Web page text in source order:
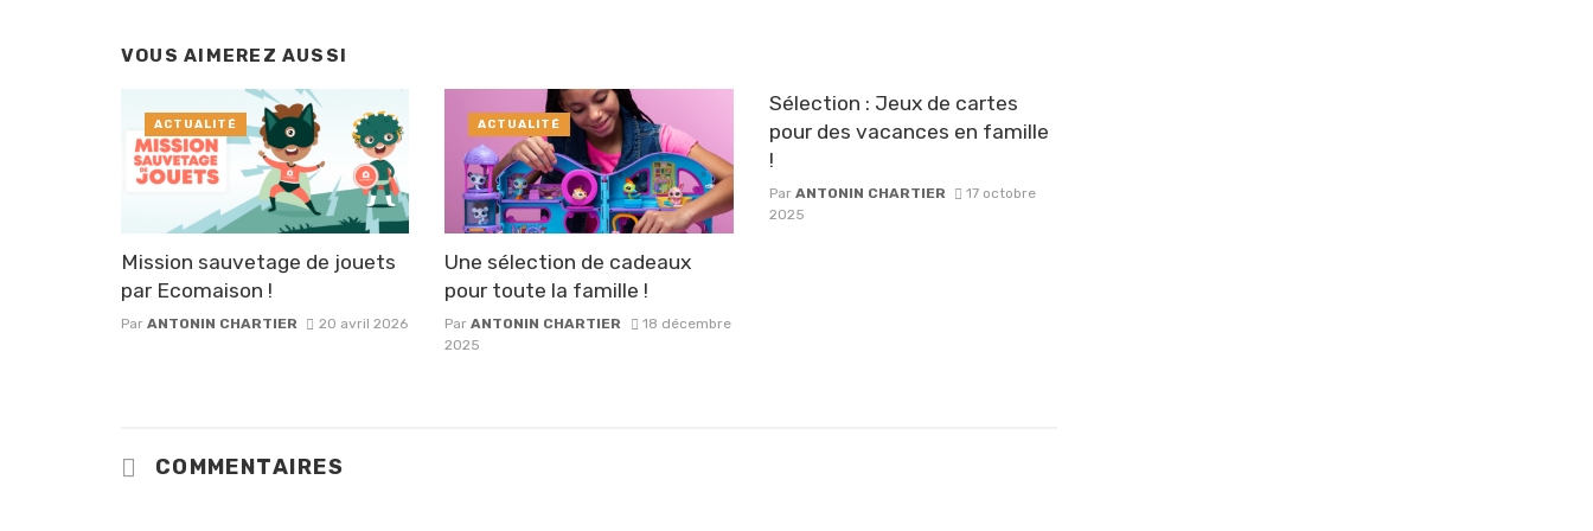
VOUS AIMEREZ AUSSI
Mission sauvetage de jouets
par Ecomaison !
Par ANTONIN CHARTIER 20 avril 2026
ACTUALITÉ
Une sélection de cadeaux
pour toute la famille !
ParANTONIN CHARTIER
18 décembre
2025
ACTUALITÉ
Sélection : Jeux de cartes
pour des vacances en famille
!
Par ANTONIN CHARTIER
17 octobre
2025
COMMENTAIRES